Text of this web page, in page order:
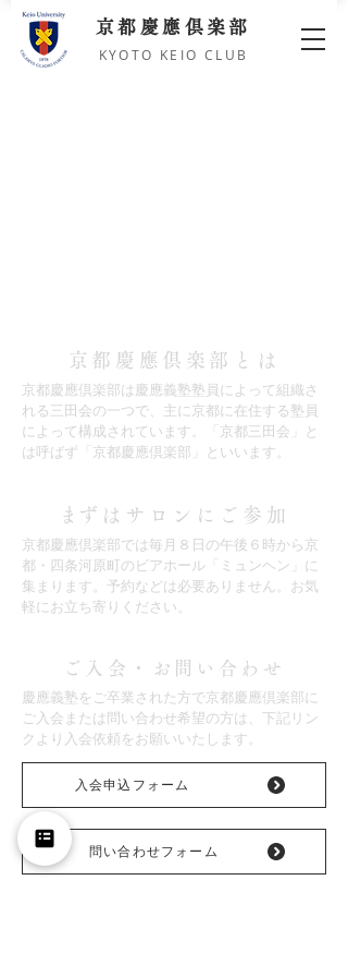
京都慶應倶楽部
KYOTO KEIO CLUB
京都慶應倶楽部とは
京都慶應倶楽部は慶應義塾塾員によって組織さ
れる三田会の一つで、主に京都に在住する塾員
によって構成されています。「京都三田会」と
は呼ばず「京都慶應倶楽部」といいます。
​まずはサロンにご参加
京都慶應倶楽部では毎月８日の午後６時から京
都・四条河原町の ビアホール「ミュンヘン」に
集まります。予約などは必要ありません。 お気
軽にお立ち寄りください。
ご入会・お問い合わせ
慶應義塾をご卒業された方で京都慶應倶楽部に
ご入会または問い合わせ希望の方は、下記リン
クより入会依頼をお願いいたします。
入会申込フォーム
問い合わせフォーム